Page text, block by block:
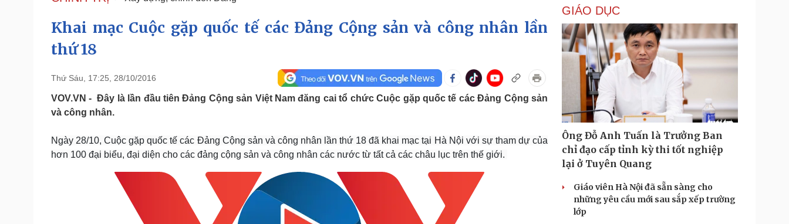
Tổ chức nhân sự
Quốc hội
Nhận diện sự thật
Dự báo thời tiết
Giáo dục
Cuộc sống đó đây
Hồ sơ
E-Magazine
Bất động sản
Khởi nghiệp
Tiêu dùng
Tỷ giá
Chứng khoán
Giá cà phê
Vụ án
Tin nóng
Quân sự - Quốc phòng
Thể thao
eSports
Hậu trường
Ô tô - Xe máy
Doanh nghiệp
Thông tin doanh nghiệp
Doanh nghiệp 24h
Doanh nhân
Vì cộng đồng
Sành điệu
Tin Công nghệ
Trải nghiệm
Chuyển đổi số
Dinh dưỡng - món ngon
Đời sống
Nhà đẹp
Tình yêu - Gia đình
Văn hóa
Sân khấu - Điện ảnh
Văn học
Âm nhạc
Nghệ sĩ
Thời trang
Sao Việt
Câu chuyện thời sự
Đọc truyện đêm khuya
Khai mạc Cuộc gặp quốc tế các Đảng Cộng sản và công nhân lần
thứ 18
Thứ Sáu, 17:25, 28/10/2016
VOV.VN - Đây là lần đầu tiên Đảng Cộng sản Việt Nam đăng cai tổ chức Cuộc gặp quốc tế các Đảng Cộng sản
và công nhân.
Ngày 28/10, Cuộc gặp quốc tế các Đảng Cộng sản và công nhân lần thứ 18 đã khai mạc tại Hà Nội với sự tham dự của
hơn 100 đại biểu, đại diện cho các đảng cộng sản và công nhân các nước từ tất cả các châu lục trên thế giới.
GIÁO DỤC
Ông Đỗ Anh Tuấn là Trưởng Ban
chỉ đạo cấp tỉnh kỳ thi tốt nghiệp
lại ở Tuyên Quang
Giáo viên Hà Nội đã sẵn sàng cho
những yêu cầu mới sau sắp xếp trường
lớp